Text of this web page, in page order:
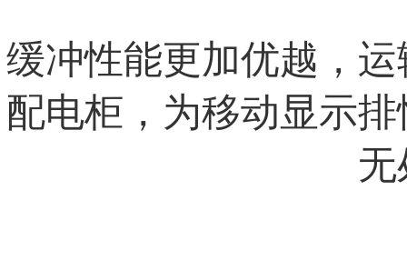
缓冲性能更加优越，
配电柜，为移动显示
无